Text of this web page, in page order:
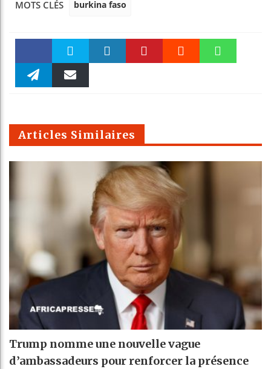
MOTS CLÉS burkina faso
Faceboo Twitter
m
Articles Similaires
Trump nomme une nouvelle vague
d’ambassadeurs pour renforcer la présence